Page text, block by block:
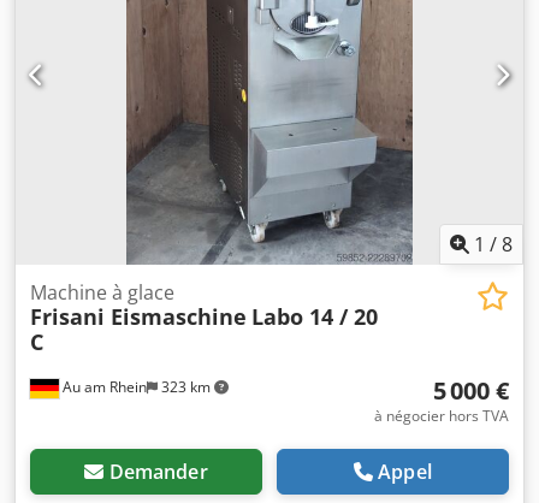
1 /8
Au am Rhein 323 km
Machine à glace
Frisani Eismaschine Labo 14 / 20
C
5 000 €
à négocier hors TVA
Demander Appel